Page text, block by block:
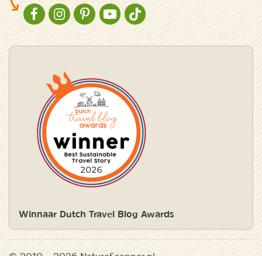
NATURESCANNER OP FACEBOOK
NATURESCANNER OP INSTAGRAM
NATURESCANNER OP PINTEREST
NATURESCANNER OP YOUTUBE
NATURESCANNER OP TIKTOK
Winnaar Dutch Travel Blog Awards